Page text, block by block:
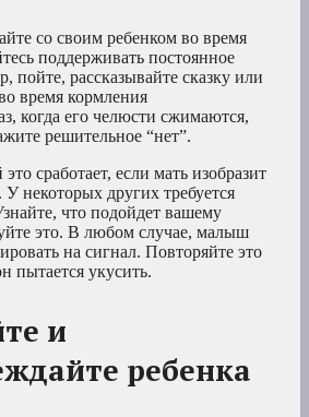
со своим ребенком во время
поддерживать постоянное
пойте, рассказывайте сказку или
время кормления
когда его челюсти сжимаются,
решительное “нет”.
сработает, если мать изобразит
У некоторых других требуется
что подойдет вашему
это. В любом случае, малыш
на сигнал. Повторяйте это
пытается укусить.
и
ребенка